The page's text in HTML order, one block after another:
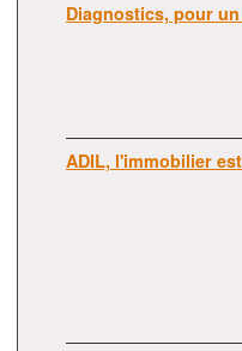
Diagnostics, pour
ADIL, l'immobilier